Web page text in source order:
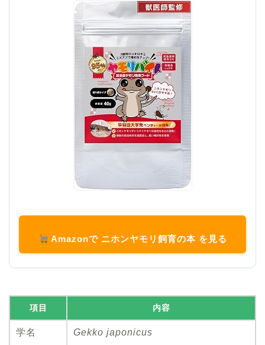
Amazonで ニホンヤモリ飼育の本 を見る
項目 内容
学名 Gekko japonicus